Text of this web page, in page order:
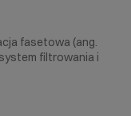
fasetowa (ang.
filtrowania i